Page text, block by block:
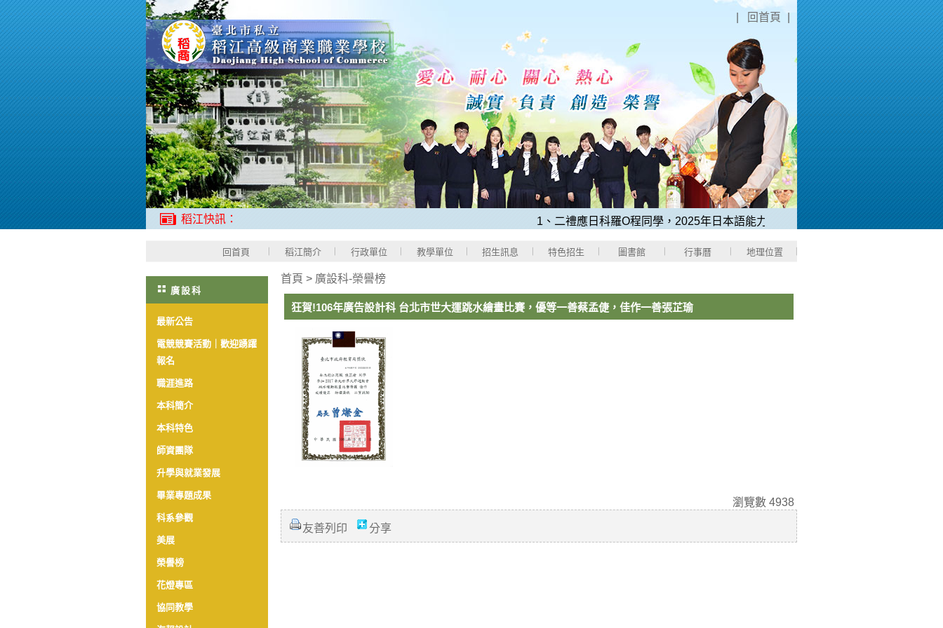
回首頁
稻江快訊： 1、二禮應日科羅O程同學，2025年日本語能力測驗「N1中考取滿分180分」。
回首頁 稻江簡介 行政單位 教學單位 招生訊息 特色招生 圖書館 行事曆 地理位置
廣設科
最新公告
電競競賽活動｜歡迎踴躍
報名
職涯進路
本科簡介
本科特色
師資團隊
升學與就業發展
畢業專題成果
科系參觀
美展
榮譽榜
花燈專區
協同教學
首頁 > 廣設科-榮譽榜
狂賀!106年廣告設計科 台北市世大運跳水繪畫比賽，優等一善蔡孟倢，佳作一善張芷瑜
瀏覽數 4938
友善列印 分享